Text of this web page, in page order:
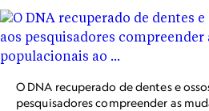
O DNA recuperado de dentes e
pesquisadores compreender as